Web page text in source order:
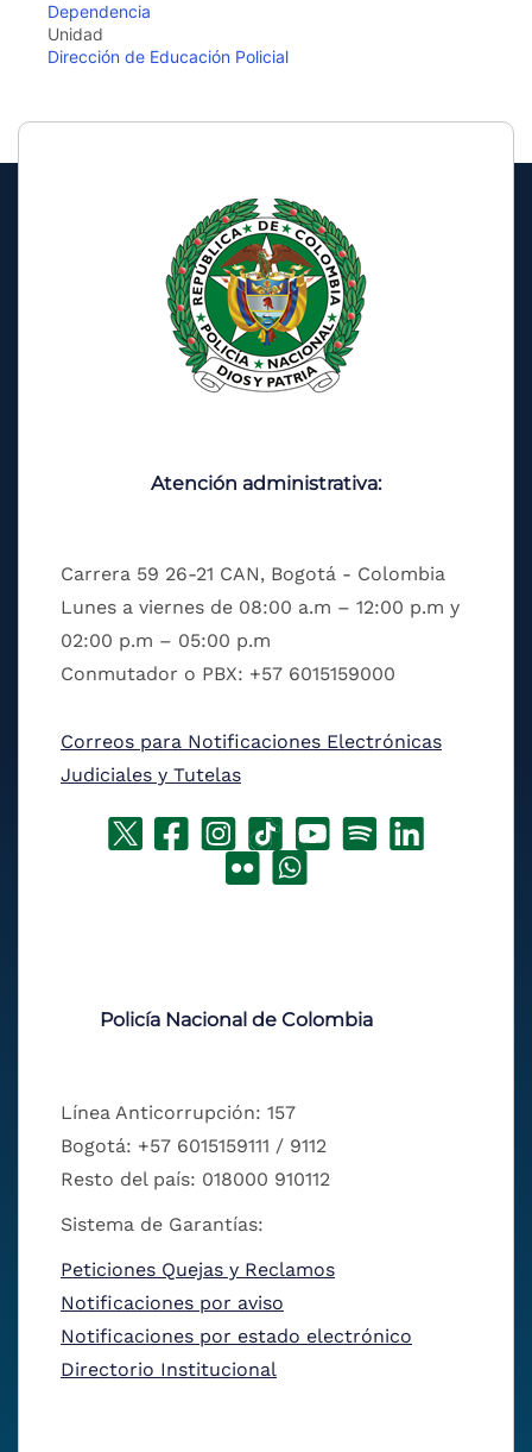
Dependencia
Unidad
Dirección de Educación Policial
Atención administrativa:
Carrera 59 26-21 CAN, Bogotá - Colombia
Lunes a viernes de 08:00 a.m – 12:00 p.m y
02:00 p.m – 05:00 p.m
Conmutador o PBX: +57 6015159000
Correos para Notificaciones Electrónicas
Judiciales y Tutelas
Policía Nacional de Colombia
Línea Anticorrupción: 157
Bogotá: +57 6015159111 / 9112
Resto del país: 018000 910112
Sistema de Garantías:
Peticiones Quejas y Reclamos
Notificaciones por aviso
Notificaciones por estado electrónico
Directorio Institucional